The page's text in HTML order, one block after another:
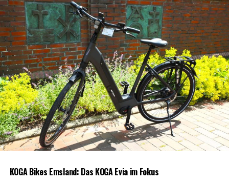
KOGA Bikes Ems­land: Das KOGA Evia im Fokus